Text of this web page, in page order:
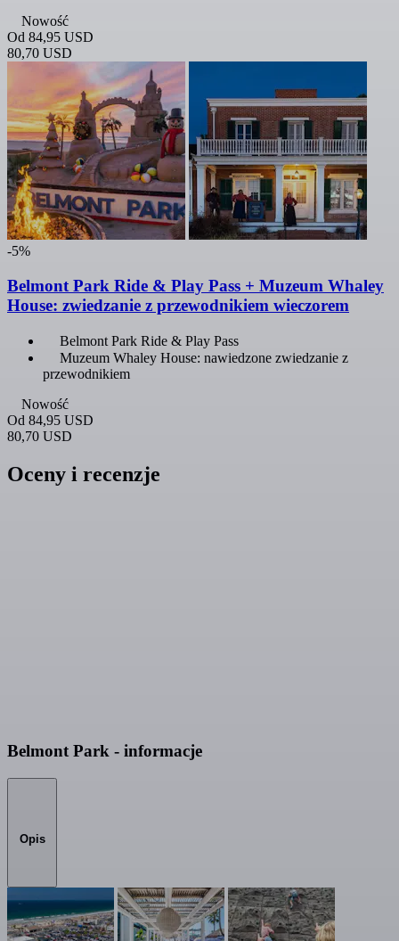
Nowość
Od 84,95 USD
80,70 USD
-5%
Belmont Park Ride & Play Pass + Muzeum Whaley
House: zwiedzanie z przewodnikiem wieczorem
Belmont Park Ride & Play Pass
Muzeum Whaley House: nawiedzone zwiedzanie z
przewodnikiem
Nowość
Od 84,95 USD
80,70 USD
Oceny i recenzje
Belmont Park - informacje
Opis